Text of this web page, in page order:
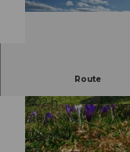
© Emmental Tourismus
Route
3:02 h
616 m
729 m